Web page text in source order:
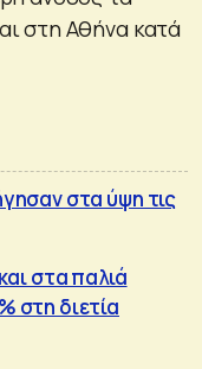
στη Αθήνα κατά
στα ύψη τις
στα παλιά
στη διετία